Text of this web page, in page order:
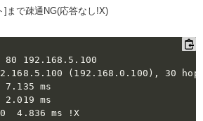
]まで疎通NG(応答なし!X)
192.168.5.100
(192.168.0.100), 30
ms
ms